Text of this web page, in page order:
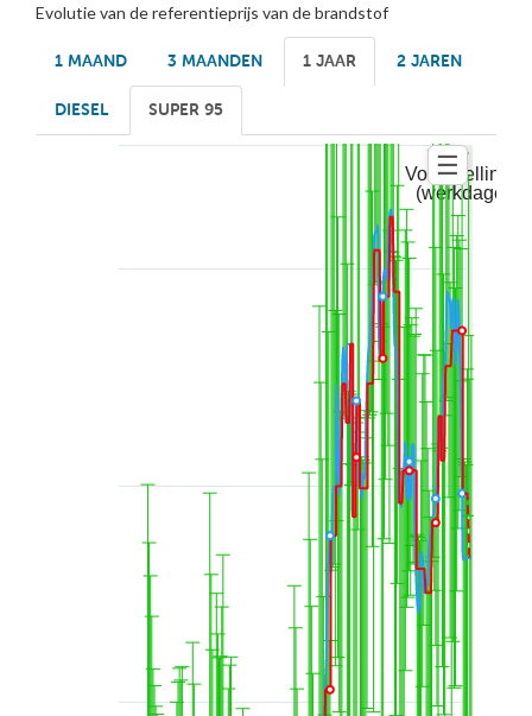
Evolutie van de referentieprijs van de brandstof
1 MAAND 3 MAANDEN 1 JAAR 2 JAREN
DIESEL SUPER 95
☰